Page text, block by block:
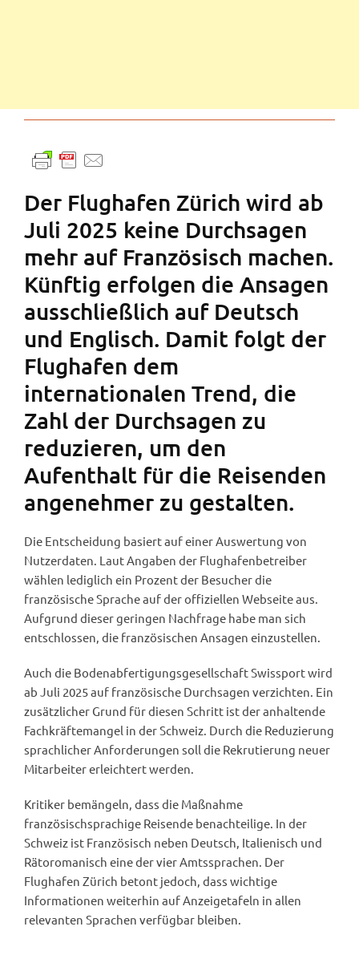
Der Flughafen Zürich wird ab
Juli 2025 keine Durchsagen
mehr auf Französisch machen.
Künftig erfolgen die Ansagen
ausschließlich auf Deutsch
und Englisch. Damit folgt der
Flughafen dem
internationalen Trend, die
Zahl der Durchsagen zu
reduzieren, um den
Aufenthalt für die Reisenden
angenehmer zu gestalten.
Die Entscheidung basiert auf einer Auswertung von
Nutzerdaten. Laut Angaben der Flughafenbetreiber
wählen lediglich ein Prozent der Besucher die
französische Sprache auf der offiziellen Webseite aus.
Aufgrund dieser geringen Nachfrage habe man sich
entschlossen, die französischen Ansagen einzustellen.
Auch die Bodenabfertigungsgesellschaft Swissport wird
ab Juli 2025 auf französische Durchsagen verzichten. Ein
zusätzlicher Grund für diesen Schritt ist der anhaltende
Fachkräftemangel in der Schweiz. Durch die Reduzierung
sprachlicher Anforderungen soll die Rekrutierung neuer
Mitarbeiter erleichtert werden.
Kritiker bemängeln, dass die Maßnahme
französischsprachige Reisende benachteilige. In der
Schweiz ist Französisch neben Deutsch, Italienisch und
Rätoromanisch eine der vier Amtssprachen. Der
Flughafen Zürich betont jedoch, dass wichtige
Informationen weiterhin auf Anzeigetafeln in allen
relevanten Sprachen verfügbar bleiben.